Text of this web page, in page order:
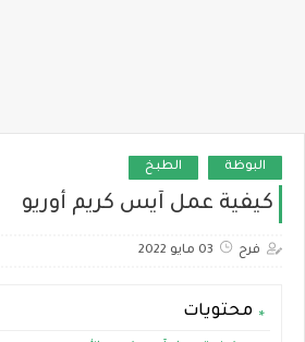
البوظة الطبخ
كيفية عمل آيس كريم أوريو
فرح 03 مايو 2022
محتويات